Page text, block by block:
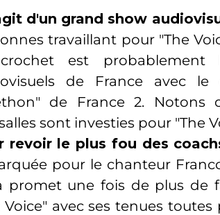
d'un grand show
travaillant pour "The
crochet est
de France avec
de France 2. Notons
sont investies pour "The
revoir le plus fou des
pour le chanteur
promet une fois de plus de
Voice" avec ses tenues